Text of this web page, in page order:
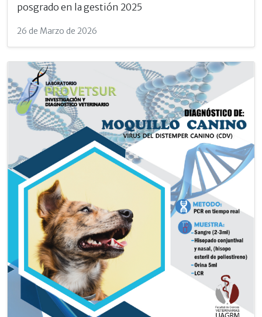
posgrado en la gestión 2025
26 de Marzo de 2026